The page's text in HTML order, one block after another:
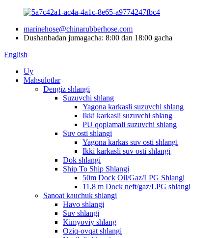
marinehose@chinarubberhose.com
Dushanbadan jumagacha: 8:00 dan 18:00 gacha
English
Uy
Mahsulotlar
Dengiz shlangi
Suzuvchi shlang
Yagona karkasli suzuvchi shlang
Ikki karkasli suzuvchi shlang
PU qoplamali suzuvchi shlang
Suv osti shlangi
Yagona karkas suv osti shlangi
Ikki karkasli suv osti shlangi
Dok shlangi
Ship To Ship Shlangi
50m Dock Oil/Gaz/LPG Shlangi
11,8 m Dock neft/gaz/LPG shlangi
Sanoat kauchuk shlangi
Havo shlangi
Suv shlangi
Kimyoviy shlang
Oziq-ovqat shlangi